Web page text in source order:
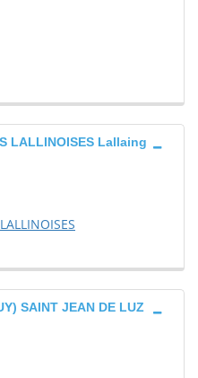
LALLINOISES Lallaing
SAINT JEAN DE LUZ